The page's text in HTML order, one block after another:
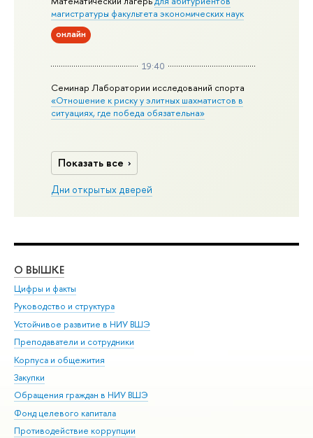
магистратуры факультета экономических наук
онлайн
19:40
Семинар Лаборатории исследований спорта
«Отношение к риску у элитных шахматистов в
ситуациях, где победа обязательна»
Показать все
Дни открытых дверей
О ВЫШКЕ
Цифры и факты
Руководство и структура
Устойчивое развитие в НИУ ВШЭ
Преподаватели и сотрудники
Корпуса и общежития
Закупки
Обращения граждан в НИУ ВШЭ
Фонд целевого капитала
Противодействие коррупции